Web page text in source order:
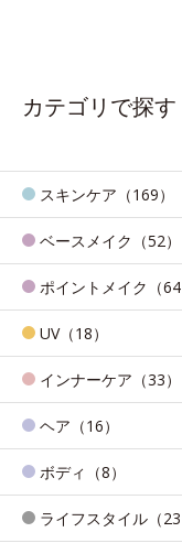
カテゴリで探す
スキンケア（169）
ベースメイク（52）
ポイントメイク（64
UV（18）
インナーケア（33）
ヘア（16）
ボディ（8）
ライフスタイル（23